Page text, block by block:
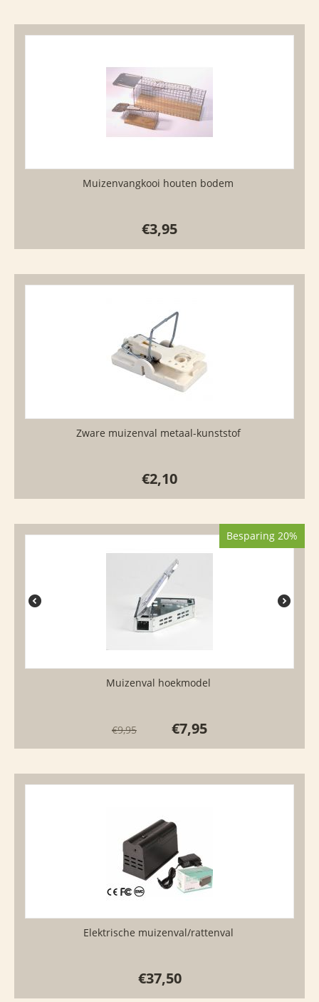
Muizenvangkooi houten bodem
€3,95
Zware muizenval metaal-kunststof
€2,10
Besparing 20%
Muizenval hoekmodel
€9,95 €7,95
Elektrische muizenval/rattenval
€37,50